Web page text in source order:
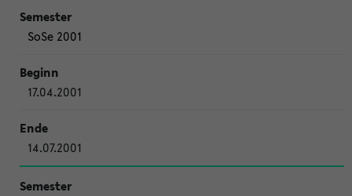
SoSe 2001
17.04.2001
14.07.2001